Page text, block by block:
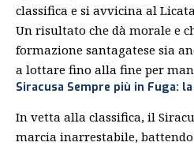
classifica e si avvicina al
Un risultato che dà morale e
formazione santagatese sia
a lottare fino alla fine per
Siracusa Sempre più in Fuga:
In vetta alla classifica, il
marcia inarrestabile, battendo